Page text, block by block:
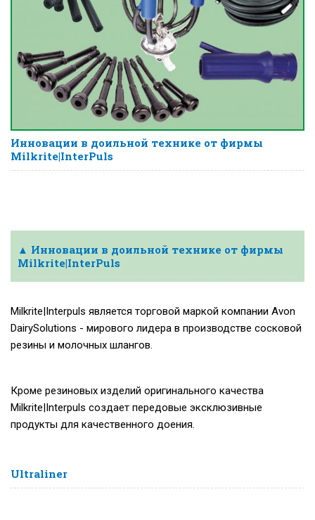
Инновации в доильной технике от фирмы
Milkrite|InterPuls
▲ Инновации в доильной технике от фирмы
Milkrite|InterPuls
Milkrite|Interpuls является торговой маркой компании Avon
DairySolutions - мирового лидера в производстве сосковой
резины и молочных шлангов.
Кроме резиновых изделий оригинального качества
Milkrite|Interpuls создает передовые эксклюзивные
продукты для качественного доения.
Ultraliner